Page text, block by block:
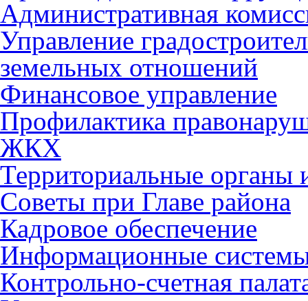
Административная
Управление
земельных отношений
Финансовое управление
Профилактика
ЖКХ
Территориальные органы
Советы при Главе района
Кадровое обеспечение
Информационные
Контрольно-счетная